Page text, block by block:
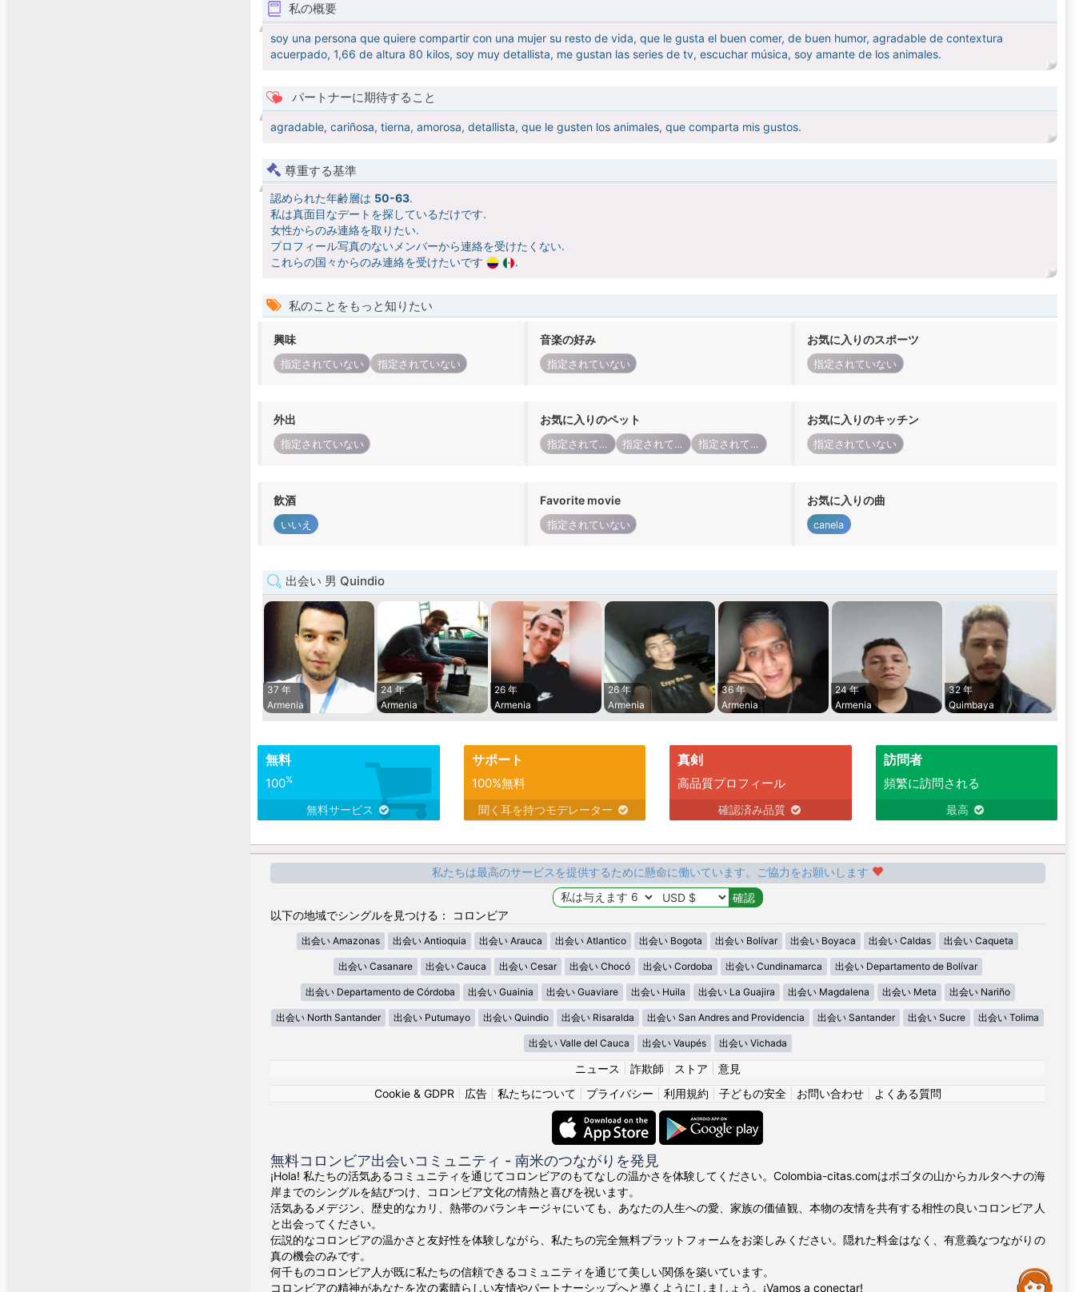
私の概要
soy una persona que quiere compartir con una mujer su resto de vida, que le gusta el buen comer, de buen humor, agradable de contextura
acuerpado, 1,66 de altura 80 kilos, soy muy detallista, me gustan las series de tv, escuchar música, soy amante de los animales.
パートナーに期待すること
agradable, cariñosa, tierna, amorosa, detallista, que le gusten los animales, que comparta mis gustos.
尊重する基準
認められた年齢層は 50-63.
私は真面目なデートを探しているだけです.
女性からのみ連絡を取りたい.
プロフィール写真のないメンバーから連絡を受けたくない.
これらの国々からのみ連絡を受けたいです
.
私のことをもっと知りたい
興味
指定されていない 指定されていない
音楽の好み
指定されていない
お気に入りのスポーツ
指定されていない
外出
指定されていない
お気に入りのペット
指定されていない 指定されていない 指定されていない
お気に入りのキッチン
指定されていない
飲酒
いいえ
Favorite movie
指定されていない
お気に入りの曲
canela
出会い 男 Quindio
37 年
Armenia
24 年
Armenia
26 年
Armenia
26 年
Armenia
36 年
Armenia
24 年
Armenia
32 年
Quimbaya
無料
100%
無料サービス
サポート
100%無料
聞く耳を持つモデレーター
真剣
高品質プロフィール
確認済み品質
訪問者
頻繁に訪問される
最高
私たちは最高のサービスを提供するために懸命に働いています。ご協力をお願いします
以下の地域でシングルを見つける： コロンビア
出会い Amazonas 出会い Antioquia 出会い Arauca 出会い Atlantico 出会い Bogota 出会い Bolívar 出会い Boyaca 出会い Caldas 出会い Caqueta
出会い Casanare 出会い Cauca 出会い Cesar 出会い Chocó 出会い Cordoba 出会い Cundinamarca 出会い Departamento de Bolívar
出会い Departamento de Córdoba 出会い Guainia 出会い Guaviare 出会い Huila 出会い La Guajira 出会い Magdalena 出会い Meta 出会い Nariño
出会い North Santander 出会い Putumayo 出会い Quindio 出会い Risaralda 出会い San Andres and Providencia 出会い Santander 出会い Sucre 出会い Tolima
出会い Valle del Cauca 出会い Vaupés 出会い Vichada
ニュース 詐欺師 ストア
意見
Cookie & GDPR
広告| 私たちについて プライバシー 利用規約 子どもの安全| お問い合わせ| よくある質問
無料コロンビア出会いコミュニティ - 南米のつながりを発見
¡Hola! 私たちの活気あるコミュニティを通じてコロンビアのもてなしの温かさを体験してください。Colombia-citas.comはボゴタの山からカルタヘナの海
岸までのシングルを結びつけ、コロンビア文化の情熱と喜びを祝います。
活気あるメデジン、歴史的なカリ、熱帯のバランキージャにいても、あなたの人生への愛、家族の価値観、本物の友情を共有する相性の良いコロンビア人
と出会ってください。
伝説的なコロンビアの温かさと友好性を体験しながら、私たちの完全無料プラットフォームをお楽しみください。隠れた料金はなく、有意義なつながりの
真の機会のみです。
何千ものコロンビア人が既に私たちの信頼できるコミュニティを通じて美しい関係を築いています。
コロンビアの精神があなたを次の素晴らしい友情やパートナーシップへと導くようにしましょう。¡Vamos a conectar!